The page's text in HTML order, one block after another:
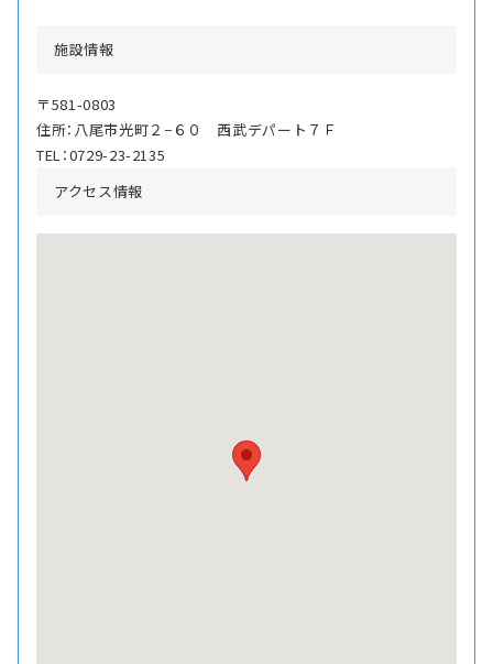
施設情報
〒581-0803
住所：八尾市光町２−６０ 西武デパート７Ｆ
TEL：0729-23-2135
アクセス情報